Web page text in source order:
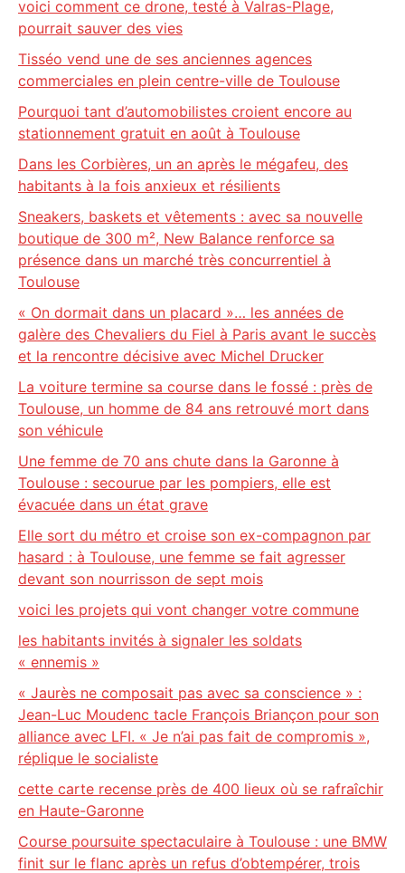
voici comment ce drone, testé à Valras-Plage,
pourrait sauver des vies
Tisséo vend une de ses anciennes agences
commerciales en plein centre-ville de Toulouse
Pourquoi tant d’automobilistes croient encore au
stationnement gratuit en août à Toulouse
Dans les Corbières, un an après le mégafeu, des
habitants à la fois anxieux et résilients
Sneakers, baskets et vêtements : avec sa nouvelle
boutique de 300 m², New Balance renforce sa
présence dans un marché très concurrentiel à
Toulouse
« On dormait dans un placard »… les années de
galère des Chevaliers du Fiel à Paris avant le succès
et la rencontre décisive avec Michel Drucker
La voiture termine sa course dans le fossé : près de
Toulouse, un homme de 84 ans retrouvé mort dans
son véhicule
Une femme de 70 ans chute dans la Garonne à
Toulouse : secourue par les pompiers, elle est
évacuée dans un état grave
Elle sort du métro et croise son ex-compagnon par
hasard : à Toulouse, une femme se fait agresser
devant son nourrisson de sept mois
voici les projets qui vont changer votre commune
les habitants invités à signaler les soldats
« ennemis »
« Jaurès ne composait pas avec sa conscience » :
Jean-Luc Moudenc tacle François Briançon pour son
alliance avec LFI. « Je n’ai pas fait de compromis »,
réplique le socialiste
cette carte recense près de 400 lieux où se rafraîchir
en Haute-Garonne
Course poursuite spectaculaire à Toulouse : une BMW
finit sur le flanc après un refus d’obtempérer, trois